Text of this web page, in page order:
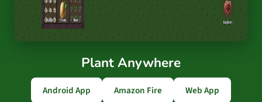
Plant Anywhere
Android App Amazon Fire Web App